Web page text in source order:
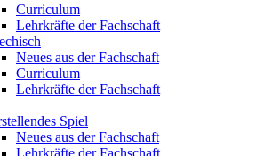
Curriculum
Lehrkräfte der Fachschaft
Neues aus der Fachschaft
Curriculum
Lehrkräfte der Fachschaft
Spiel
Neues aus der Fachschaft